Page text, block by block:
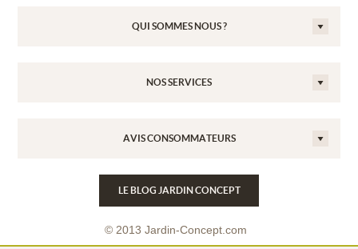
QUI SOMMES NOUS ?
NOS SERVICES
AVIS CONSOMMATEURS
LE BLOG JARDIN CONCEPT
© 2013 Jardin-Concept.com